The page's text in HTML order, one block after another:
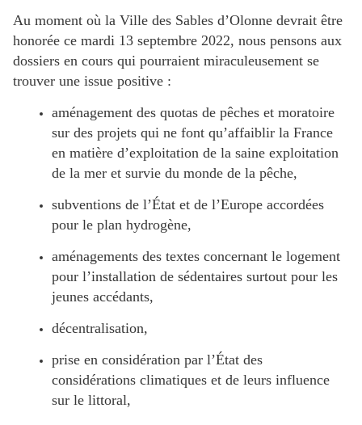
Au moment où la Ville des Sables d’Olonne devrait être
honorée ce mardi 13 septembre 2022, nous pensons aux
dossiers en cours qui pourraient miraculeusement se
trouver une issue positive :
aménagement des quotas de pêches et moratoire
sur des projets qui ne font qu’affaiblir la France
en matière d’exploitation de la saine exploitation
de la mer et survie du monde de la pêche,
subventions de l’État et de l’Europe accordées
pour le plan hydrogène,
aménagements des textes concernant le logement
pour l’installation de sédentaires surtout pour les
jeunes accédants,
décentralisation,
prise en considération par l’État des
considérations climatiques et de leurs influence
sur le littoral,